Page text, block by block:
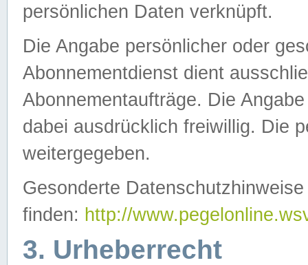
persönlichen Daten verknüpft.
Die Angabe persönlicher oder
Abonnementdienst dient
Abonnementaufträge. Die
dabei ausdrücklich freiwillig. Die
weitergegeben.
Gesonderte
finden: http://
3. Urheberrecht